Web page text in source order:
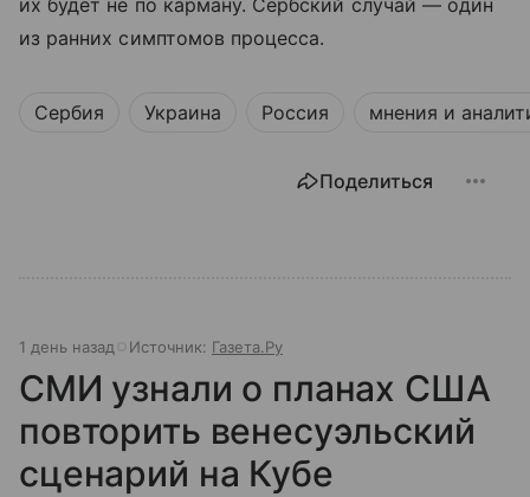
их будет не по карману. Сербский случай — один
из ранних симптомов процесса.
Сербия Украина Россия мнения и
Поделиться
1 день назад Источник: Газета.Ру
СМИ узнали о планах США
повторить венесуэльский
сценарий на Кубе